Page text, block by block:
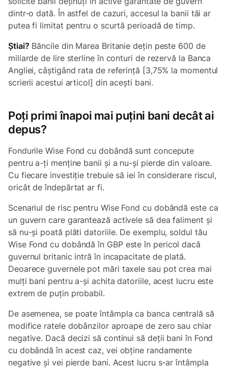
dintr-o dată. În astfel de cazuri, accesul la banii tăi ar
putea fi limitat pentru o scurtă perioadă de timp.
Știai? Băncile din Marea Britanie dețin peste 600 de
miliarde de lire sterline în conturi de rezervă la Banca
Angliei, câștigând rata de referință [3,75% la momentul
scrierii acestui articol] din acești bani.
Poți primi înapoi mai puțini bani decât ai
depus?
Fondurile Wise Fond cu dobândă sunt concepute
pentru a-ți menține banii și a nu-și pierde din valoare.
Cu fiecare investiție trebuie să iei în considerare riscul,
oricât de îndepărtat ar fi.
Scenariul de risc pentru Wise Fond cu dobândă este ca
un guvern care garantează activele să dea faliment și
să nu-și poată plăti datoriile. De exemplu, soldul tău
Wise Fond cu dobândă în GBP este în pericol dacă
guvernul britanic intră în incapacitate de plată.
Deoarece guvernele pot mări taxele sau pot crea mai
mulți bani pentru a-și achita datoriile, acest lucru este
extrem de puțin probabil.
De asemenea, se poate întâmpla ca banca centrală să
modifice ratele dobânzilor aproape de zero sau chiar
negative. Dacă decizi să continui să deții bani în Fond
cu dobândă în acest caz, vei obține randamente
negative și vei pierde bani. Acest lucru s-ar întâmpla